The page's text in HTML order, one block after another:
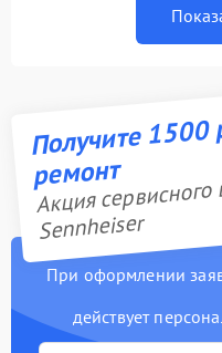
Получите 1500
ремонт
Акция
Sennheiser
При оформлении
действует